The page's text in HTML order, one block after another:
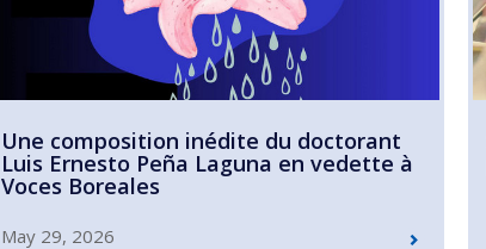
Une composition inédite du doctorant
Luis Ernesto Peña Laguna en vedette à
Voces Boreales
May 29, 2026